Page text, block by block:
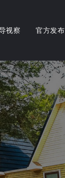
视察 官方发布